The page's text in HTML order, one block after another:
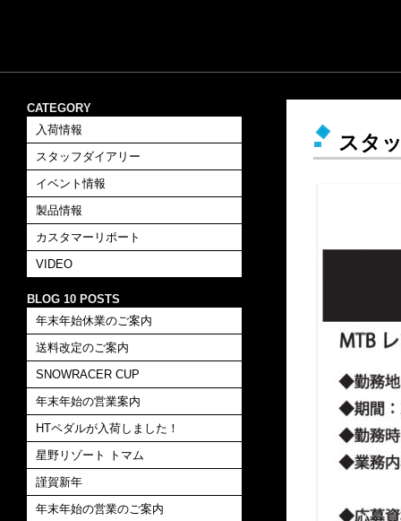
スタ
CATEGORY
入荷情報
スタッフダイアリー
イベント情報
製品情報
カスタマーリポート
VIDEO
BLOG 10 POSTS
年末年始休業のご案内
送料改定のご案内
SNOWRACER CUP
年末年始の営業案内
HTペダルが入荷しました！
星野リゾート トマム
謹賀新年
年末年始の営業のご案内